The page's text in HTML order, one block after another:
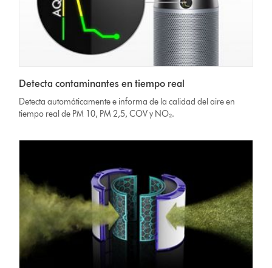
Detecta contaminantes en tiempo real
Detecta automáticamente e informa de la calidad del aire en
tiempo real de PM 10, PM 2,5, COV y NO₂.